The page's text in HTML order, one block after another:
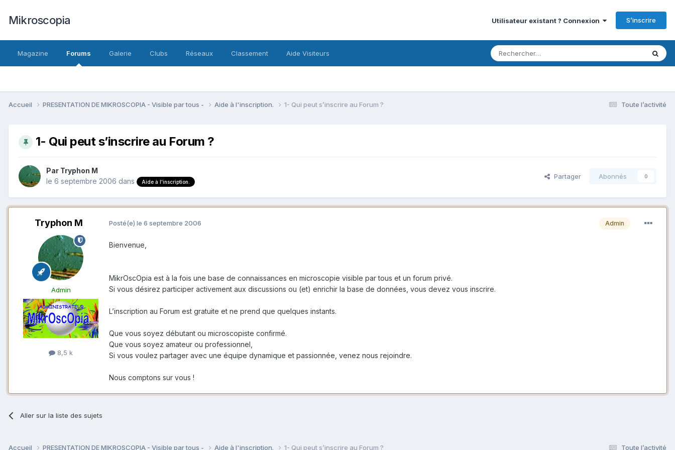
Mikroscopia Utilisateur existant ? Connexion S’inscrire
Magazine Forums Galerie Clubs Réseaux Classement Aide Visiteurs
Toute l’activité
Accueil PRESENTATION DE MIKROSCOPIA - Visible par tous - Aide à l'inscription. 1- Qui peut s’inscrire au Forum ?
1- Qui peut s’inscrire au Forum ?
Par Tryphon M
le 6 septembre 2006 dans Aide à l'inscription.
Partager Abonnés 0
Tryphon M
Admin
8,5 k
Admin
Posté(e) le 6 septembre 2006
Bienvenue,
MikrOscOpia est à la fois une base de connaissances en microscopie visible par tous et un forum privé.
Si vous désirez participer activement aux discussions ou (et) enrichir la base de données, vous devez vous inscrire.
L’inscription au Forum est gratuite et ne prend que quelques instants.
Que vous soyez débutant ou microscopiste confirmé.
Que vous soyez amateur ou professionnel,
Si vous voulez partager avec une équipe dynamique et passionnée, venez nous rejoindre.
Nous comptons sur vous !
Aller sur la liste des sujets
Toute l’activité
Accueil PRESENTATION DE MIKROSCOPIA - Visible par tous - Aide à l'inscription. 1- Qui peut s’inscrire au Forum ?